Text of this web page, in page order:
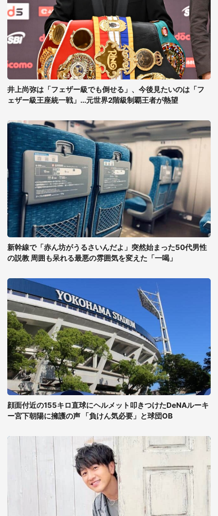
井上尚弥は「フェザー級でも倒せる」、今後見たいのは「フ
ェザー級王座統一戦」...元世界2階級制覇王者が熱望
新幹線で「赤ん坊がうるさいんだよ」突然始まった50代男性
の説教 周囲も呆れる最悪の雰囲気を変えた「一喝」
顔面付近の155キロ直球にヘルメット叩きつけたDeNAルーキ
ー宮下朝陽に擁護の声 「負けん気必要」と球団OB